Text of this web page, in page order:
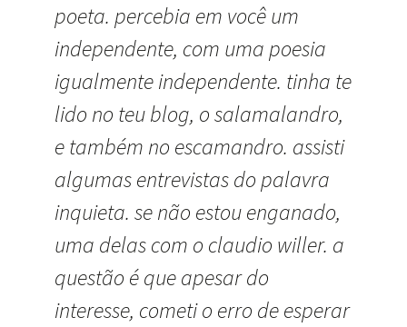
poeta. percebia em você um
independente, com uma poesia
igualmente independente. tinha te
lido no teu blog, o salamalandro,
e também no escamandro. assisti
algumas entrevistas do palavra
inquieta. se não estou enganado,
uma delas com o claudio willer. a
questão é que apesar do
interesse, cometi o erro de esperar